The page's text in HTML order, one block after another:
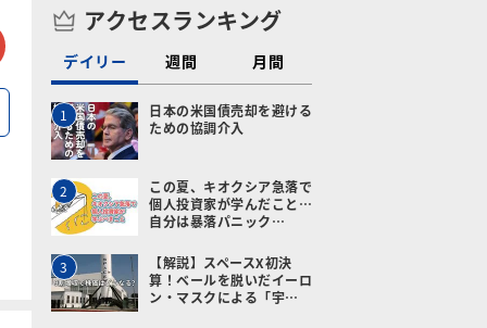
メールで送る
アクセスランキング
デイリー 週間 月間
1
日本の米国債売却を避ける
ための協調介入
2
この夏、キオクシア急落で
個人投資家が学んだこと…
自分は暴落パニック…
3
【解説】スペースX初決
算！ベールを脱いだイーロ
ン・マスクによる「宇…